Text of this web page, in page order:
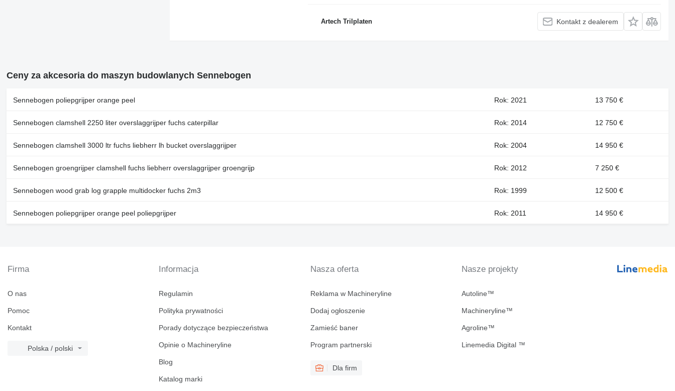
M-series
V-series
Artech Trilplaten Kontakt z dealerem
Ceny za akcesoria do maszyn budowlanych Sennebogen
Sennebogen poliepgrijper orange peel Rok: 2021 13 750 €
Sennebogen clamshell 2250 liter overslaggrijper fuchs caterpillar Rok: 2014 12 750 €
Sennebogen clamshell 3000 ltr fuchs liebherr lh bucket overslaggrijper Rok: 2004 14 950 €
Sennebogen groengrijper clamshell fuchs liebherr overslaggrijper groengrijp Rok: 2012 7 250 €
Sennebogen wood grab log grapple multidocker fuchs 2m3 Rok: 1999 12 500 €
Sennebogen poliepgrijper orange peel poliepgrijper Rok: 2011 14 950 €
Firma
O nas
Pomoc
Kontakt
Polska / polski
Informacja
Regulamin
Polityka prywatności
Porady dotyczące bezpieczeństwa
Opinie o Machineryline
Blog
Katalog marki
Nasza oferta
Reklama w Machineryline
Dodaj ogłoszenie
Zamieść baner
Program partnerski
Dla firm
Nasze projekty
Autoline™
Machineryline™
Agroline™
Linemedia Digital ™